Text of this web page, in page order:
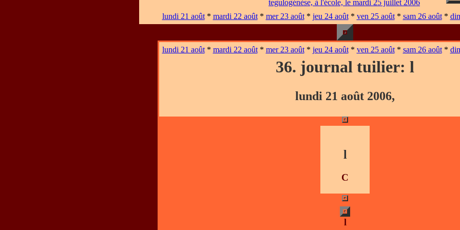
tegulogénèse, à l'école, le mardi 25 juillet 2006
lundi 21 août* mardi 22 août* mer 23 août* jeu 24 août* ven 25 août* sam 26 août*
lundi 21 août* mardi 22 août* mer 23 août* jeu 24 août* ven 25 août* sam 26 août*
36. journal tuilier: l
lundi 21 août 2006,
l
C
l